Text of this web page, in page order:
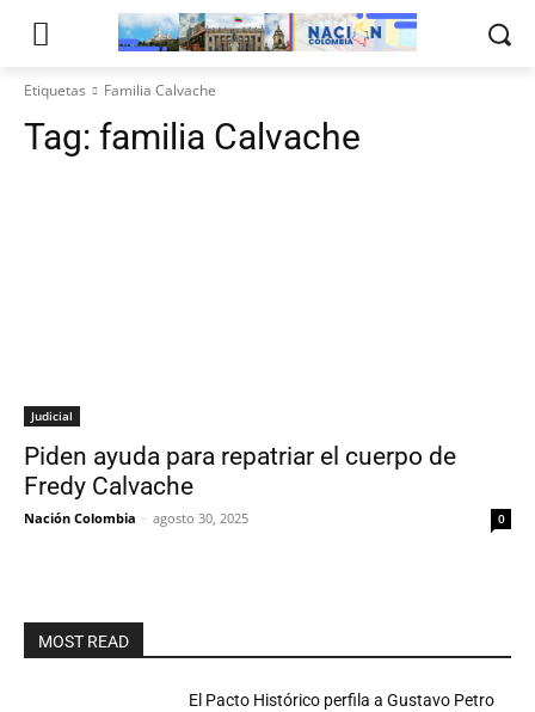
Etiquetas Familia Calvache
Tag: familia Calvache
Judicial
Piden ayuda para repatriar el cuerpo de
Fredy Calvache
Nación Colombia - agosto 30, 2025 0
MOST READ
El Pacto Histórico perfila a Gustavo Petro